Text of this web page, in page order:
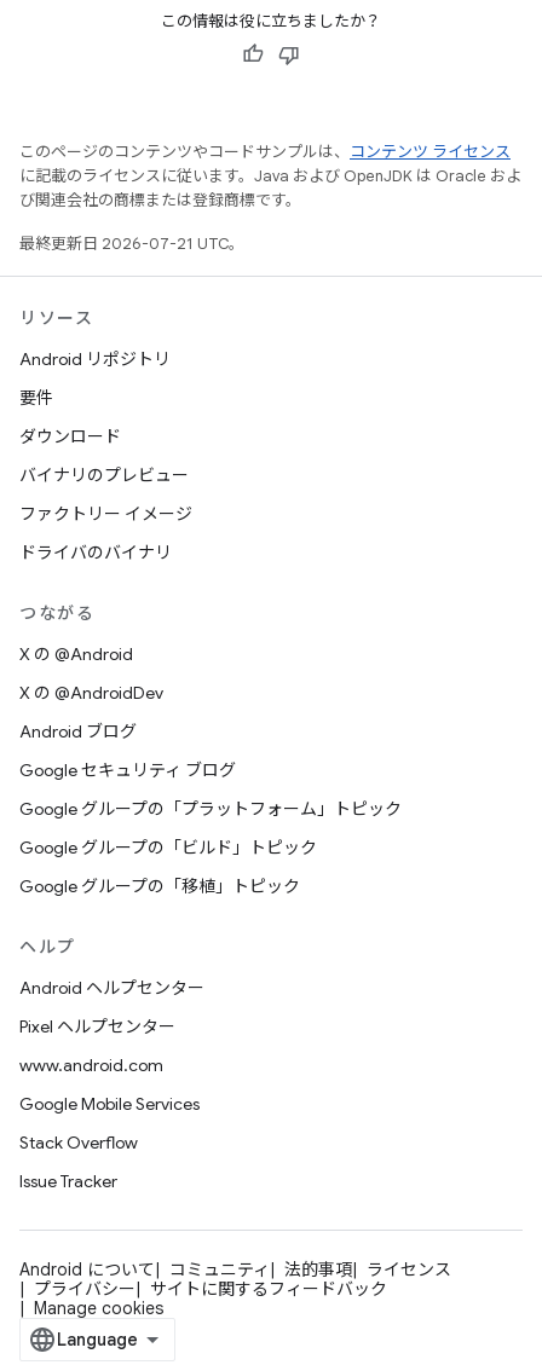
この情報は役に立ちましたか？
このページのコンテンツやコードサンプルは、
コンテンツ ライセンス
に記載のライセンスに従います。Java および OpenJDK は Oracle およ
び関連会社の商標または登録商標です。
最終更新日 2026-07-21 UTC。
リソース
Android リポジトリ
要件
ダウンロード
バイナリのプレビュー
ファクトリー イメージ
ドライバのバイナリ
つながる
X の @Android
X の @AndroidDev
Android ブログ
Google セキュリティ ブログ
Google グループの「プラットフォーム」トピック
Google グループの「ビルド」トピック
Google グループの「移植」トピック
ヘルプ
Android ヘルプセンター
Pixel ヘルプセンター
www.android.com
Google Mobile Services
Stack Overflow
Issue Tracker
Android について コミュニティ 法的事項
ライセンス
プライバシー
サイトに関するフィードバック
Manage cookies